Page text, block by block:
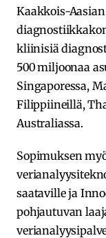
Kaakkois-
kliinisiä
500 miljoonaa
Singaporessa,
Filippiineillä,
Australiassa.
Sopimuksen
saataville ja
pohjautuvan